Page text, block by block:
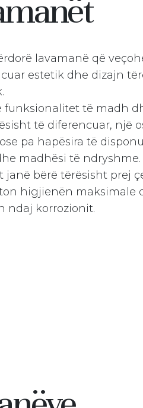
lavamanë që
estetik dhe dizajn
funksionalitet të madh
të diferencuar, një
pa hapësira të
madhësi të ndryshme.
janë bërë tërësisht prej
higjienën maksimale
ndaj korrozionit.